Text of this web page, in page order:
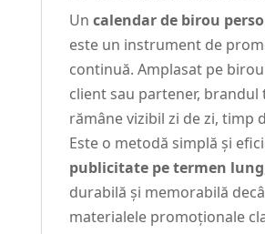
Un calendar de birou
este un instrument de
continuă. Amplasat pe
client sau partener, brandul
rămâne vizibil zi de zi, timp
Este o metodă simplă și
publicitate pe termen lung
durabilă și memorabilă
materialele promoționale